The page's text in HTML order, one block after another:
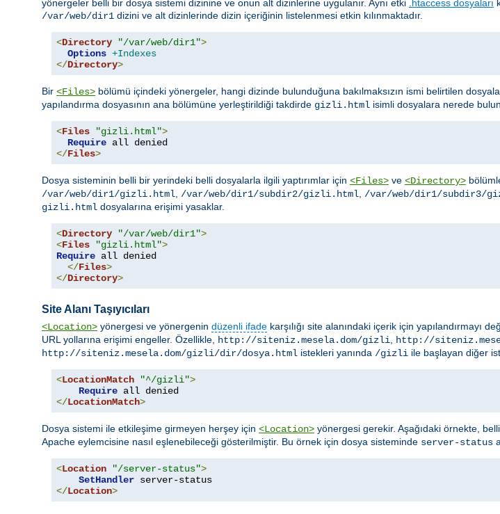
yönergeler belli bir dosya sistemi dizinine ve onun alt dizinlerine uygulanır. Aynı etki .htaccess dosyaları
/var/web/dir1 dizini ve alt dizinlerinde dizin içeriğinin listelenmesi etkin kılınmaktadır.
<Directory "/var/web/dir1">
Options +Indexes
</Directory>
Bir <Files> bölümü içindeki yönergeler, hangi dizinde bulunduğuna bakılmaksızın ismi belirtilen
yapılandırma dosyasının ana bölümüne yerleştirildiği takdirde gizli.html isimli dosyalara nerede
<Files "gizli.html">
Require
</Files>
Dosya sisteminin belli bir yerindeki belli dosyalarla ilgili yaptırımlar için <Files> ve <Directory>
/var/web/dir1/gizli.html, /var/web/dir1/subdir2/gizli.html, /var/web/dir1/subdir3/
gizli.html dosyalarına erişimi yasaklar.
<Directory "/var/web/dir1">
<Files "gizli.html">
Require all denied
</Files>
</Directory>
Site Alanı Taşıyıcıları
<Location> yönergesi ve yönergenin düzenli ifade karşılığı site alanındaki içerik için yapılandırmayı
URL yollarına erişimi engeller. Özellikle, http://siteniz.mesela.dom/gizli, http://
http://siteniz.mesela.dom/gizli/dir/dosya.html istekleri yanında /gizli ile başlayan diğer
<LocationMatch "^/gizli">
Require
</LocationMatch>
Dosya sistemi ile etkileşime girmeyen herşey için <Location> yönergesi gerekir. Aşağıdaki örnekte, belli
Apache eylemcisine nasıl eşlenebileceği gösterilmiştir. Bu örnek için dosya sisteminde server-status
<Location "/server-status">
SetHandler
</Location>